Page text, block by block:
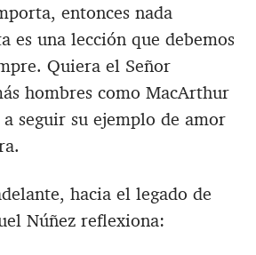
entonces nada
es una lección que debemos
Quiera el Señor
hombres como MacArthur
seguir su ejemplo de amor
hacia el legado de
Núñez reflexiona: